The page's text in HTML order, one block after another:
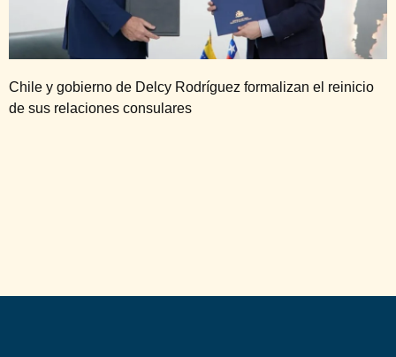
Chile y gobierno de Delcy Rodríguez formalizan el reinicio
de sus relaciones consulares